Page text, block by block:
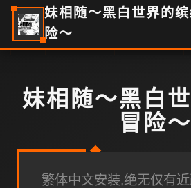
妹相随～黑白世界的缤
险～
妹相随～黑白
冒险～
繁体中文安装,绝无仅有